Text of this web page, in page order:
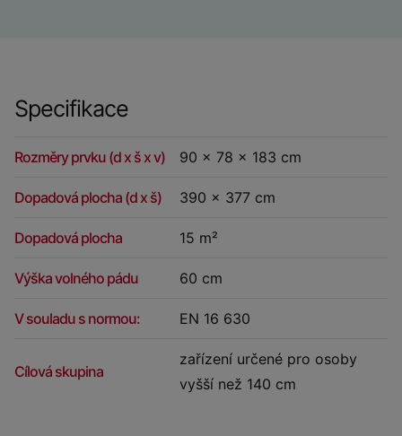
Specifikace
Rozměry prvku (d x š x v) 90 x 78 x 183 cm
Dopadová plocha (d x š) 390 x 377 cm
Dopadová plocha 15 m²
Výška volného pádu 60 cm
V souladu s normou: EN 16 630
Cílová skupina
zařízení určené pro osoby
vyšší než 140 cm